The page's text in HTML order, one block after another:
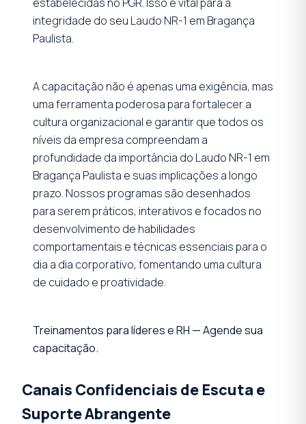
integridade do seu Laudo NR-1 em Bragança
Paulista.
A capacitação não é apenas uma exigência, mas
uma ferramenta poderosa para fortalecer a
cultura organizacional e garantir que todos os
níveis da empresa compreendam a
profundidade da importância do Laudo NR-1 em
Bragança Paulista e suas implicações a longo
prazo. Nossos programas são desenhados
para serem práticos, interativos e focados no
desenvolvimento de habilidades
comportamentais e técnicas essenciais para o
dia a dia corporativo, fomentando uma cultura
de cuidado e proatividade.
Treinamentos para líderes e RH — Agende sua
capacitação.
Canais Confidenciais de Escuta e
Suporte Abrangente